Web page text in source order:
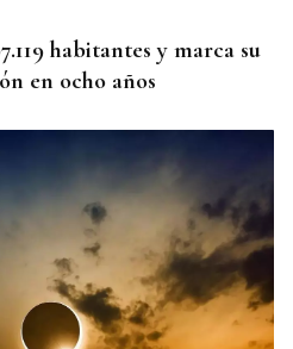
habitantes y marca su
en ocho años